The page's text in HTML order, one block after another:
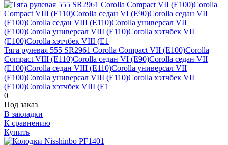
Тяга рулевая 555 SR2961 Corolla Compact VII (E100)Corolla
Compact VIII (E110)Corolla седан VI (E90)Corolla седан VII
(E100)Corolla седан VIII (E110)Corolla универсал VII
(E100)Corolla универсал VIII (E110)Corolla хэтчбек VII
(E100)Corolla хэтчбек VIII (E1
0
Под заказ
В закладки
К сравнению
Купить